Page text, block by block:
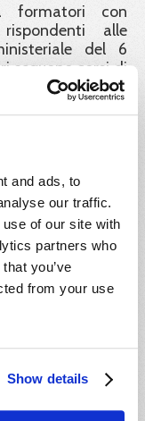
and ads, to
our traffic.
of our site with
partners who
you’ve
from your use
Show details
formatori con
alle
del 6
seguono corsi di
al fine di
una didattica a
sono
si trovano in Via
raggiungibili
formazione in
da un minimo
di 25. Le
contattando